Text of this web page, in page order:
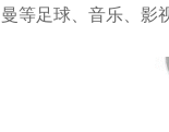
曼等足球、音乐、影